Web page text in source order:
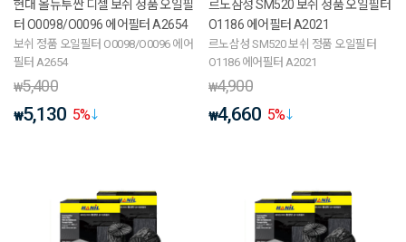
현대 올뉴투싼 디젤 보쉬 정품 오일필
터 O0098/O0096 에어필터 A2654
보쉬 정품 오일필터 O0098/O0096 에어
필터 A2654
₩5,400
₩5,130 5%
르노삼성 SM520 보쉬 정품 오일필터
O1186 에어필터 A2021
르노삼성 SM520 보쉬 정품 오일필터
O1186 에어필터 A2021
₩4,900
₩4,660 5%